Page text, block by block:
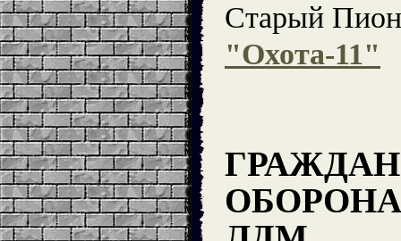
Старый
"Охота-11"
ОБОРОНА